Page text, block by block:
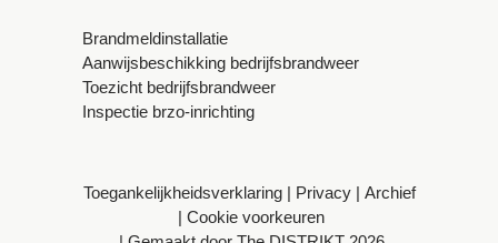
Brandmeldinstallatie
Aanwijsbeschikking bedrijfsbrandweer
Toezicht bedrijfsbrandweer
Inspectie brzo-inrichting
Toegankelijkheidsverklaring Privacy
Archief
Cookie voorkeuren